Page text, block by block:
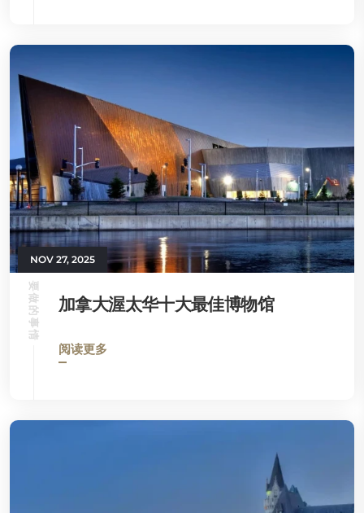
NOV 27, 2025
要做的事情 加拿大渥太华十大最佳博物馆
阅读更多